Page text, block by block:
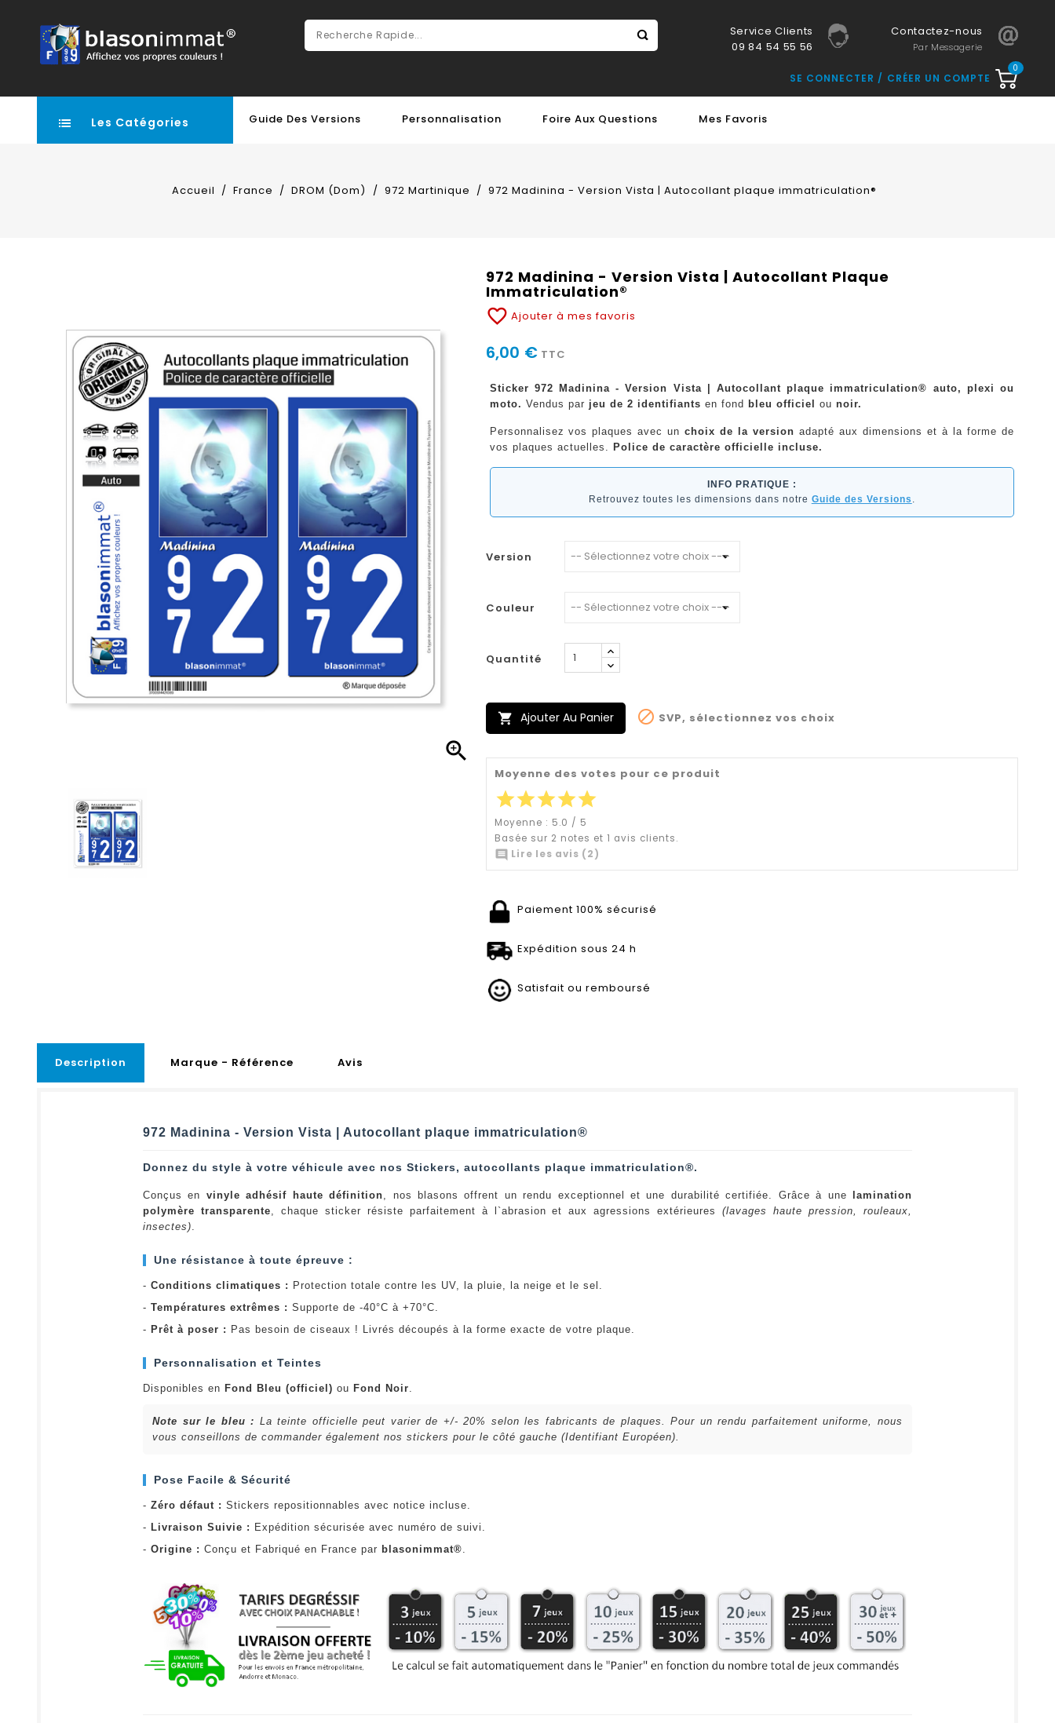
Service Clients
09 84 54 55 56
Contactez-nous
Par Messagerie
0
SE CONNECTER CRÉER UN COMPTE
Les Catégories Guide Des Versions Personnalisation Foire Aux Questions Mes Favoris
Accueil France DROM (Dom) 972 Martinique 972 Madinina - Version Vista | Autocollant plaque immatriculation®

972 Madinina - Version Vista | Autocollant Plaque
Immatriculation®
favorite_border Ajouter à mes favoris
6,00 € TTC
Sticker 972 Madinina - Version Vista | Autocollant plaque immatriculation® auto, plexi ou
moto. Vendus par jeu de 2 identifiants en fond bleu officiel ou noir.
Personnalisez vos plaques avec unchoix de la version adapté aux dimensions et à la forme de
vos plaques actuelles.
Police de caractère officielle incluse.
INFO PRATIQUE :
Retrouvez toutes les dimensions dans notre Guide des Versions
Version
Couleur
Quantité
 Ajouter Au Panier  SVP, sélectionnez vos choix
Moyenne des votes pour ce produit
starstarstarstarstar
Moyenne : 5.0 / 5
Basée sur 2 notes et 1 avis clients.
 Lire les avis (2)
Paiement 100% sécurisé
Expédition sous 24 h
Satisfait ou remboursé
Description Marque - Référence Avis
972 Madinina - Version Vista | Autocollant plaque immatriculation®
Donnez du style à votre véhicule avec nos Stickers, autocollants plaque immatriculation®.
Conçus en vinyle adhésif haute définition , nos blasons offrent un rendu exceptionnel et une durabilité certifiée. Grâce à une
lamination
polymère transparente , chaque sticker résiste parfaitement à l`abrasion et aux agressions extérieures(lavages haute pression, rouleaux,
insectes)
Une résistance à toute épreuve :
- Conditions climatiques : Protection totale contre les UV, la pluie, la neige et le sel.
- Températures extrêmes : Supporte de -40°C à +70°C.
- Prêt à poser : Pas besoin de ciseaux ! Livrés découpés à la forme exacte de votre plaque.
Personnalisation et Teintes
Disponibles en Fond Bleu (officiel) ou Fond Noir
Note sur le bleu : La teinte officielle peut varier de +/- 20% selon les fabricants de plaques. Pour un rendu parfaitement uniforme, nous
vous conseillons de commander également nos stickers pour le côté gauche (Identifiant Européen).
Pose Facile & Sécurité
- Zéro défaut : Stickers repositionnables avec notice incluse.
- Livraison Suivie : Expédition sécurisée avec numéro de suivi.
- Origine : Conçu et Fabriqué en France par blasonimmat®